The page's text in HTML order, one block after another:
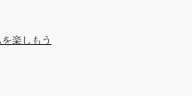
楽しもう